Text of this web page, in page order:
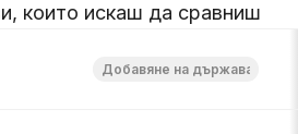
които искаш да сравниш